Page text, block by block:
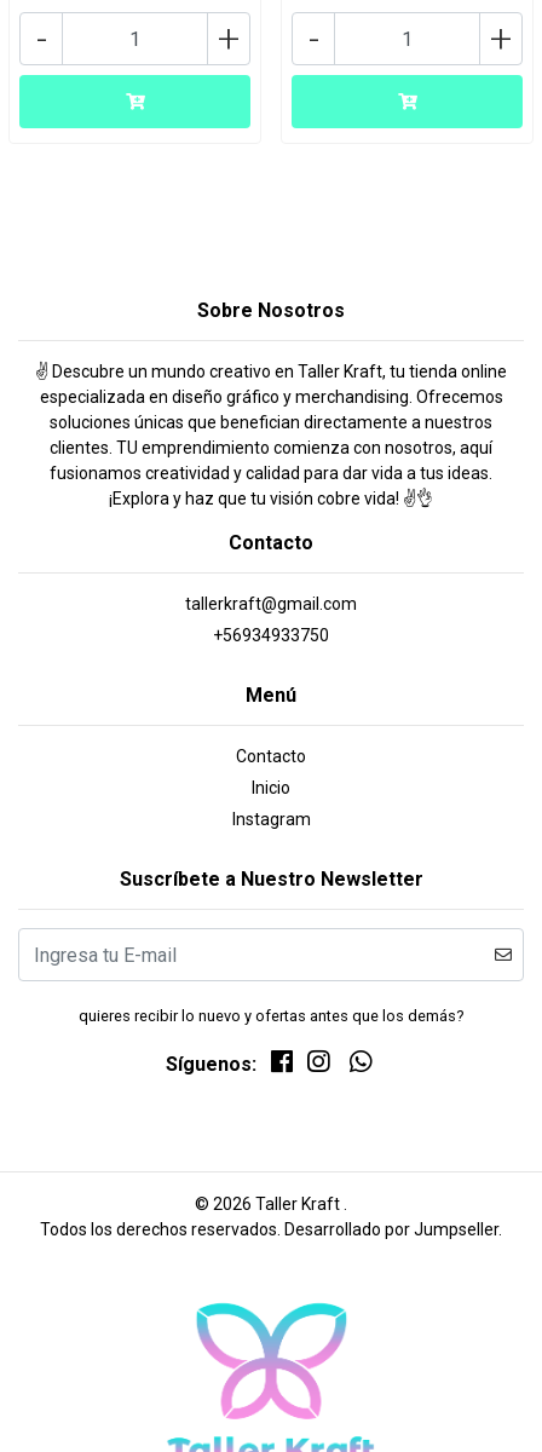
+
- +
-
Sobre Nosotros
✌️ Descubre un mundo creativo en Taller Kraft, tu tienda online
especializada en diseño gráfico y merchandising. Ofrecemos
soluciones únicas que benefician directamente a nuestros
clientes. TU emprendimiento comienza con nosotros, aquí
fusionamos creatividad y calidad para dar vida a tus ideas.
¡Explora y haz que tu visión cobre vida! ✌️👌
Contacto
tallerkraft@gmail.com
+56934933750
Menú
Contacto
Inicio
Instagram
Suscríbete a Nuestro Newsletter
quieres recibir lo nuevo y ofertas antes que los demás?
Síguenos:
© 2026 Taller Kraft .
Todos los derechos reservados. Desarrollado por Jumpseller.